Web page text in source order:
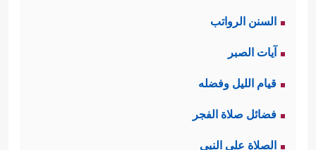
السنن الرواتب
آيات الصبر
قيام الليل وفضله
فضائل صلاة الفجر
الصلاة على النبي